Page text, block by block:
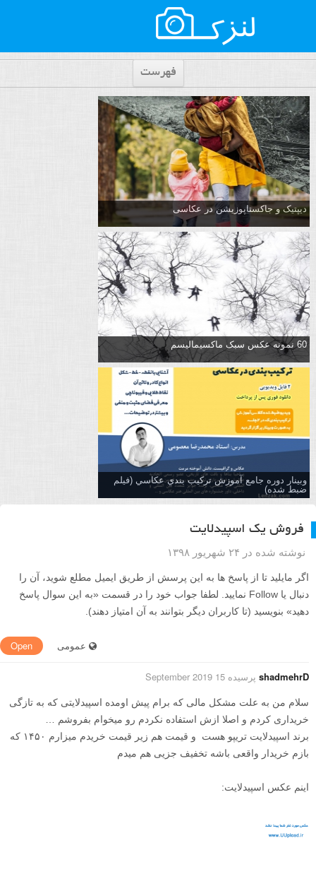
فهرست
دیپتیک و جاکستا‌پوزیشن در عکاسی
60 نمونه عکس سبک ماکسیمالیسم
وبینار دوره جامع آموزش تركيب بندي عكاسي (فیلم
ضبط شده)
فروش یک اسپیدلایت
نوشته شده در ۲۴ شهریور ۱۳۹۸
اگر مایلید تا از پاسخ ها به این پرسش از طریق ایمیل مطلع شوید، آن را
دنبال یا Follow نمایید. لطفا جواب خود را در قسمت «به این سوال پاسخ
دهید» بنویسید (تا کاربران دیگر بتوانند به آن امتیاز دهند).
Open عمومی
shadmehrD پرسیده 15 September 2019
سلام من به علت مشکل مالی که برام پیش اومده اسپیدلایتی که به تازگی
خریداری کردم و اصلا ازش استفاده نکردم رو میخوام بفروشم …
برند اسپیدلایت تریپو هست و قیمت هم زیر قیمت خریدم میزارم ۱۴۵۰ که
بازم خریدار واقعی باشه تخفیف جزیی هم میدم
اینم عکس اسپیدلایت: